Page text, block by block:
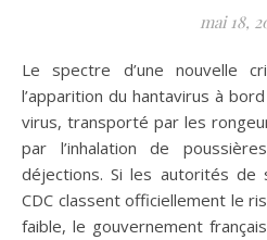
mai 18,
Le spectre d’une nouvelle crise sanitaire surgit avec
l’apparition du hantavirus à
virus, transporté par les
par l’inhalation de
déjections. Si les autorités de
CDC classent officiellement le
faible, le gouvernement